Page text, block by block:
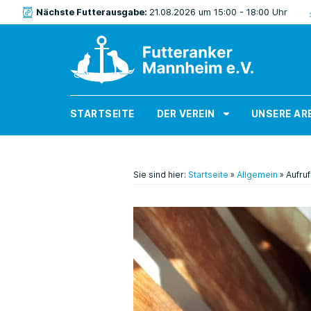
Nächste Futterausgabe: 21.08.2026 um 15:00 - 18:00 Uhr
STARTSEITE DER VEREIN UNSERE
Sie sind hier: Startseite » Allgemein »